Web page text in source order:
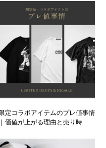
定コラボアイテムのプレ値事情
｜価値が上がる理由と売り時